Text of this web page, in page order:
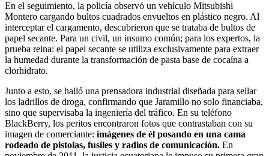
En el seguimiento, la policía observó un vehículo Mitsubishi
Montero cargando bultos cuadrados envueltos en plástico negro. Al
interceptar el cargamento, descubrieron que se trataba de bultos de
papel secante. Para un civil, un insumo común; para los expertos, la
prueba reina: el papel secante se utiliza exclusivamente para extraer
la humedad durante la transformación de pasta base de cocaína a
clorhidrato.
Junto a esto, se halló una prensadora industrial diseñada para sellar
los ladrillos de droga, confirmando que Jaramillo no solo financiaba,
sino que supervisaba la ingeniería del tráfico. En su teléfono
BlackBerry, los peritos encontraron fotos que contrastaban con su
imagen de comerciante: imágenes de él posando en una cama
rodeado de pistolas, fusiles y radios de comunicación. En